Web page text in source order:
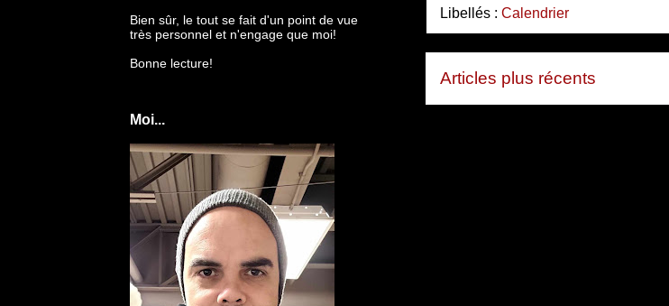
Libellés : Calendrier
Articles plus récents
Bien sûr, le tout se fait d'un point de vue
très personnel et n'engage que moi!
Bonne lecture!
Moi...